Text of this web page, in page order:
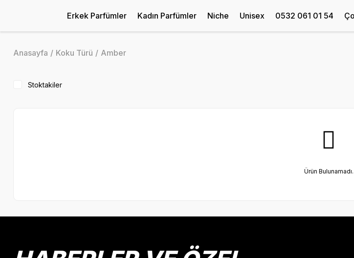
Erkek Parfümler Kadın Parfümler Niche Unisex 0532 061 01 54
Anasayfa Koku Türü Amber
Stoktakiler
Ürün Bulunamadı.